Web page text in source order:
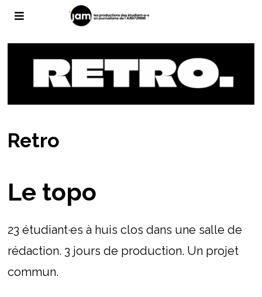
Retro
Le topo
23 étudiant·es à huis clos dans une salle de
rédaction. 3 jours de production. Un projet
commun.